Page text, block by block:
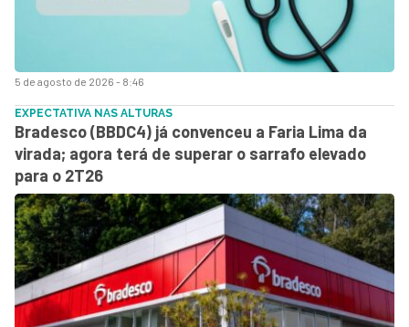
5 de agosto de 2026 - 8:46
EXPECTATIVA NAS ALTURAS
Bradesco (BBDC4) já convenceu a Faria Lima da
virada; agora terá de superar o sarrafo elevado
para o 2T26